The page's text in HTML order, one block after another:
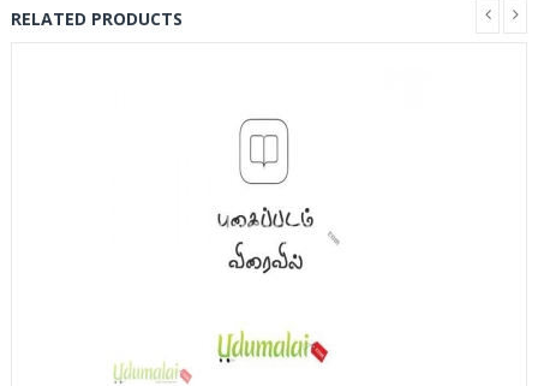
RELATED PRODUCTS